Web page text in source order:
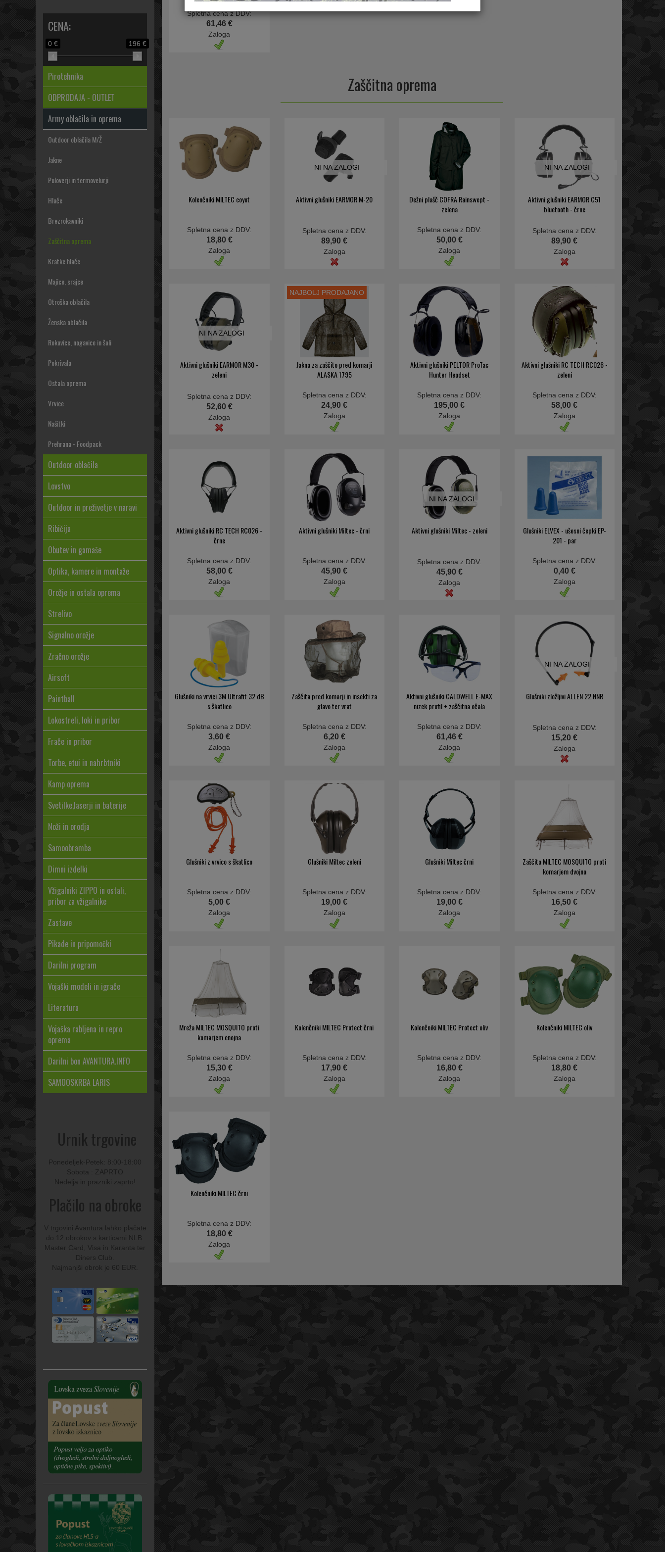
CENA:
0 € 196 €
Pirotehnika
ODPRODAJA - OUTLET
Army oblačila in oprema
Outdoor oblačila M/Ž
Jakne
Puloverji in termovelurji
Hlače
Brezrokavniki
Zaščitna oprema
Kratke hlače
Majice, srajce
Otroška oblačila
Ženska oblačila
Rokavice, nogavice in šali
Pokrivala
Ostala oprema
Vrvice
Našitki
Prehrana - Foodpack
Outdoor oblačila
Lovstvo
Outdoor in preživetje v naravi
Ribičija
Obutev in gamaše
Optika, kamere in montaže
Orožje in ostala oprema
Strelivo
Signalno orožje
Zračno orožje
Airsoft
Paintball
Lokostreli, loki in pribor
Frače in pribor
Torbe, etui in nahrbtniki
Kamp oprema
Svetilke,laserji in baterije
Noži in orodja
Samoobramba
Dimni izdelki
Vžigalniki ZIPPO in ostali,
pribor za vžigalnike
Zastave
Pikade in pripomočki
Darilni program
Vojaški modeli in igrače
Literatura
Vojaška rabljena in repro
oprema
Darilni bon AVANTURA.INFO
SAMOOSKRBA LARIS
Urnik trgovine
Ponedeljek-Petek: 8:00-18:00
Sobota : ZAPRTO
Nedelja in prazniki zaprto!
Plačilo na obroke
V trgovini Avantura lahko plačate
do 12 obrokov s karticami NLB:
Master Card, Visa in Karanta ter
Diners Club.
Najmanjši obrok je 60 EUR.
Spletna cena z DDV:
61,46 €
Zaloga
Zaščitna oprema
Kolenčniki MILTEC coyot
Spletna cena z DDV:
18,80 €
Zaloga
NI NA ZALOGI
Aktivni glušniki EARMOR M-20
Spletna cena z DDV:
89,90 €
Zaloga
Dežni plašč COFRA Rainswept -
zelena
Spletna cena z DDV:
50,00 €
Zaloga
NI NA ZALOGI
Aktivni glušniki EARMOR C51
bluetooth - črne
Spletna cena z DDV:
89,90 €
Zaloga
NI NA ZALOGI
Aktivni glušniki EARMOR M30 -
zeleni
Spletna cena z DDV:
52,60 €
Zaloga
NAJBOLJ PRODAJANO
Jakna za zaščito pred komarji
ALASKA 1795
Spletna cena z DDV:
24,90 €
Zaloga
Aktivni glušniki PELTOR ProTac
Hunter Headset
Spletna cena z DDV:
195,00 €
Zaloga
Aktivni glušniki RC TECH RC026 -
zeleni
Spletna cena z DDV:
58,00 €
Zaloga
Aktivni glušniki RC TECH RC026 -
črne
Spletna cena z DDV:
58,00 €
Zaloga
Aktivni glušniki Miltec - črni
Spletna cena z DDV:
45,90 €
Zaloga
NI NA ZALOGI
Aktivni glušniki Miltec - zeleni
Spletna cena z DDV:
45,90 €
Zaloga
Glušniki ELVEX - ušesni čepki EP-
201 - par
Spletna cena z DDV:
0,40 €
Zaloga
Glušniki na vrvici 3M Ultrafit 32 dB
s škatlico
Spletna cena z DDV:
3,60 €
Zaloga
Zaščita pred komarji in insekti za
glavo ter vrat
Spletna cena z DDV:
6,20 €
Zaloga
Aktivni glušniki CALDWELL E-MAX
nizek profil + zaščitna očala
Spletna cena z DDV:
61,46 €
Zaloga
NI NA ZALOGI
Glušniki zložljivi ALLEN 22 NNR
Spletna cena z DDV:
15,20 €
Zaloga
Glušniki z vrvico s škatlico
Spletna cena z DDV:
5,00 €
Zaloga
Glušniki Miltec zeleni
Spletna cena z DDV:
19,00 €
Zaloga
Glušniki Miltec črni
Spletna cena z DDV:
19,00 €
Zaloga
Zaščita MILTEC MOSQUITO proti
komarjem dvojna
Spletna cena z DDV:
16,50 €
Zaloga
Mreža MILTEC MOSQUITO proti
komarjem enojna
Spletna cena z DDV:
15,30 €
Zaloga
Kolenčniki MILTEC Protect črni
Spletna cena z DDV:
17,90 €
Zaloga
Kolenčniki MILTEC Protect oliv
Spletna cena z DDV:
16,80 €
Zaloga
Kolenčniki MILTEC oliv
Spletna cena z DDV:
18,80 €
Zaloga
Kolenčniki MILTEC črni
Spletna cena z DDV:
18,80 €
Zaloga